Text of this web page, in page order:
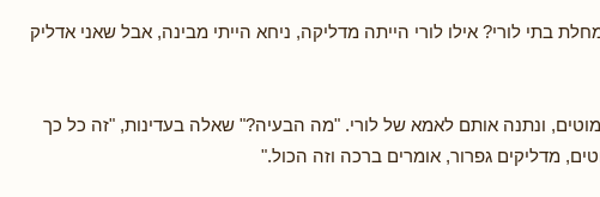
בתי לורי? אילו לורי הייתה מדליקה, ניחא הייתי מבינה, אבל שאני אדליק
ונתנה אותם לאמא של לורי. "מה הבעיה?" שאלה בעדינות, "זה כל כך
מדליקים גפרור, אומרים ברכה וזה הכול."